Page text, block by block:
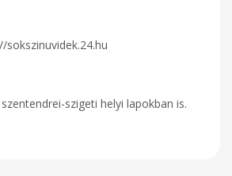
sokszinuvidek.24.hu
szigeti helyi lapokban is.